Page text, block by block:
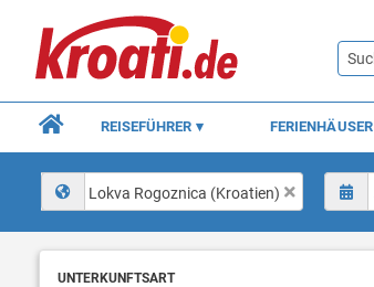
REISEFÜHRER FERIENHÄUSER
Lokva Rogoznica (Kroatien)
UNTERKUNFTSART